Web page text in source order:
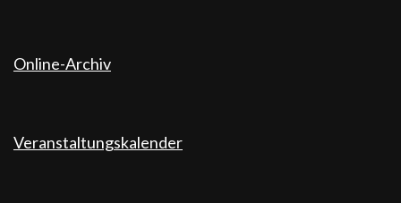
Online-Archiv
Veranstaltungskalender